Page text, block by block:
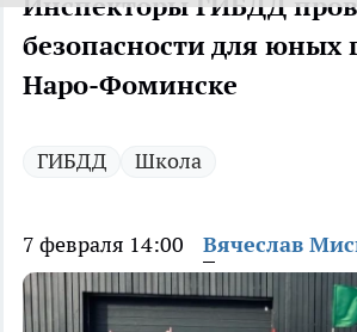
безопасности для юных
Наро-Фоминске
ГИБДД Школа
7 февраля 14:00 Вячеслав